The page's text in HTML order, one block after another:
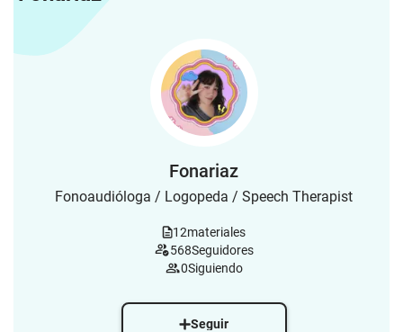
Fonariaz
Fonoaudióloga / Logopeda / Speech Therapist
12materiales
568Seguidores
0Siguiendo
Seguir